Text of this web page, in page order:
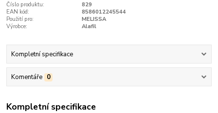
Číslo produktu:
829
EAN kód:
8586012245544
Použití pro:
MELISSA
Výrobce:
Alafil
Kompletní specifikace
Komentáře 0
Kompletní specifikace